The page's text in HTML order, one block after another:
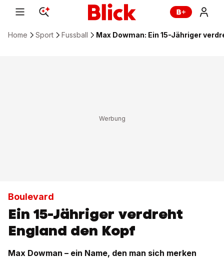
Home Sport Fussball Max Dowman: Ein 15-Jähriger
Boulevard
Ein 15-Jähriger verdreht
England den Kopf
Max Dowman – ein Name, den man sich merken